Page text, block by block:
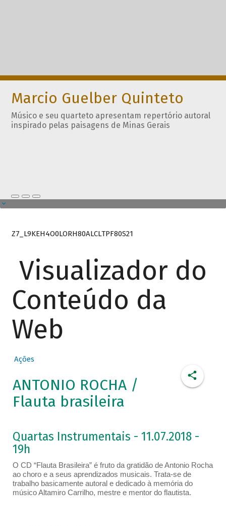
Marcio Guelber Quinteto
Músico e seu quarteto apresentam repertório autoral
inspirado pelas paisagens de Minas Gerais
Z7_L9KEH4O0LORH80ALCLTPF80S21
Visualizador do
Conteúdo da
Web
Ações
ANTONIO ROCHA /
Flauta brasileira
Quartas Instrumentais - 11.07.2018 -
19h
O CD “Flauta Brasileira” é fruto da gratidão de Antonio Rocha
ao choro e a seus aprendizados musicais. Trata-se de
trabalho basicamente autoral e dedicado à memória do
músico Altamiro Carrilho, mestre e mentor do flautista.